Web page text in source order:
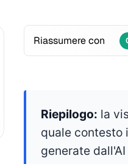
Riassumere con
Riepilogo: la
quale contesto
generate